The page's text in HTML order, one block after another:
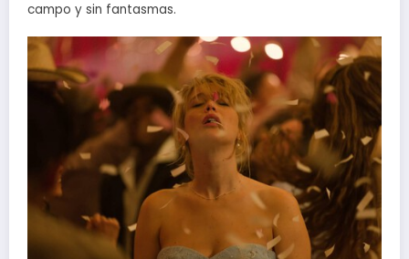
campo y sin fantasmas.